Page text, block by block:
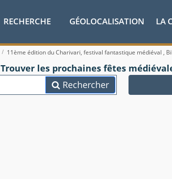
RECHERCHE GÉOLOCALISATION LA
11ème édition du Charivari, festival fantastique médiéval ,
Trouver les prochaines fêtes
Rechercher